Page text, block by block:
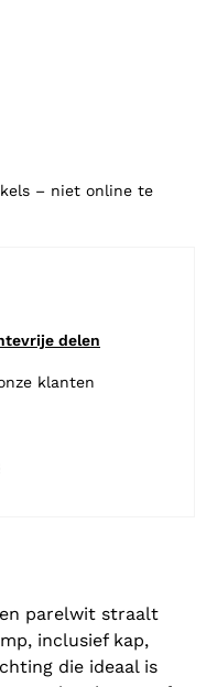
– niet online te
delen
klanten
parelwit straalt
inclusief kap,
die ideaal is